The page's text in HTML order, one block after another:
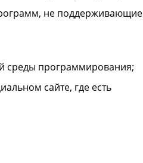
не поддерживающие
среды программирования;
сайте, где есть